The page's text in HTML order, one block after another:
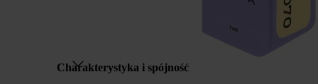
Charakterystyka i spójność